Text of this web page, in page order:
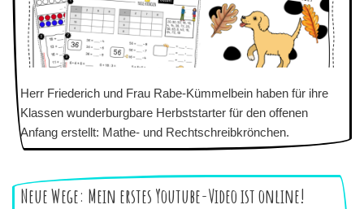
Herr Friederich und Frau Rabe-Kümmelbein haben für ihre
Klassen wunderburgbare Herbststarter für den offenen
Anfang erstellt: Mathe- und Rechtschreibkrönchen.
Neue Wege: Mein erstes Youtube-Video ist online!